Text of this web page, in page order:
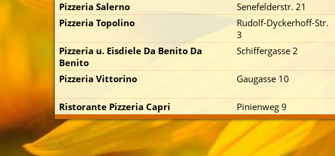
Pizzeria Salerno
Senefelderstr. 21
Pizzeria Topolino
Rudolf-Dyckerhoff-Str.
3
Pizzeria u. Eisdiele Da Benito Da
Benito
Schiffergasse 2
Pizzeria Vittorino Gaugasse 10
Ristorante Pizzeria Capri
Pinienweg 9